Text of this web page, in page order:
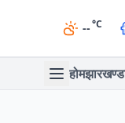
--°C
होमझारखण्ड